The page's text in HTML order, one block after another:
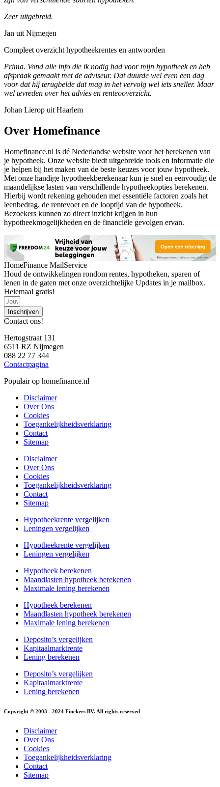
Zeer uitgebreid.
Jan uit Nijmegen
Compleet overzicht hypotheekrentes en antwoorden
Prima. Vond alle info die ik nodig had voor mijn hypotheek en heb
afspraak gemaakt met de adviseur. Dat duurde wel even een dag
voor dat hij terugbelde dat mag in het vervolg wel iets sneller. Maar
wel tevreden over het advies en renteooverzicht.
Johan Lierop uit Haarlem
Over Homefinance
Homefinance.nl is dé Nederlandse website voor het berekenen van
je hypotheek. Onze website biedt uitgebreide tools en informatie die
je helpen bij het maken van de beste keuzes voor jouw hypotheek.
Met onze handige hypotheekberekenaar kun je snel en eenvoudig de
maandelijkse lasten van verschillende hypotheekopties berekenen.
Hierbij wordt rekening gehouden met essentiële factoren zoals het
leenbedrag, de rentevoet en de looptijd van de hypotheek.
Bezoekers kunnen zo direct inzicht krijgen in hun
hypotheekmogelijkheden en de financiële gevolgen ervan.
HomeFinance MailService
Houd de ontwikkelingen rondom rentes, hypotheken, sparen of
lenen in de gaten met onze overzichtelijke Updates in je mailbox.
Helemaal gratis!
Inschrijven
Contact ons!
Hertogstraat 131
6511 RZ Nijmegen
088 22 77 344
Contactpagina
Populair op homefinance.nl
Disclaimer
Over Ons
Cookies
Toegankelijkheidsverklaring
Contact
Sitemap
Disclaimer
Over Ons
Cookies
Toegankelijkheidsverklaring
Contact
Sitemap
Hypotheekrente vergelijken
Leningen vergelijken
Hypotheekrente vergelijken
Leningen vergelijken
Hypotheek berekenen
Maandlasten hypotheek berekenen
Maximale lening berekenen
Hypotheek berekenen
Maandlasten hypotheek berekenen
Maximale lening berekenen
Deposito’s vergelijken
Kapitaalmarktrente
Lening berekenen
Deposito’s vergelijken
Kapitaalmarktrente
Lening berekenen
Copyright © 2003 - 2024 Finckers BV. All rights reserved
Disclaimer
Over Ons
Cookies
Toegankelijkheidsverklaring
Contact
Sitemap